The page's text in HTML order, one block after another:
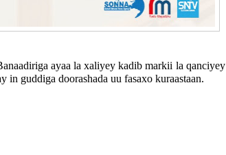
ayaa la xaliyey kadib markii la qanciyey
in guddiga doorashada uu fasaxo kuraastaan.